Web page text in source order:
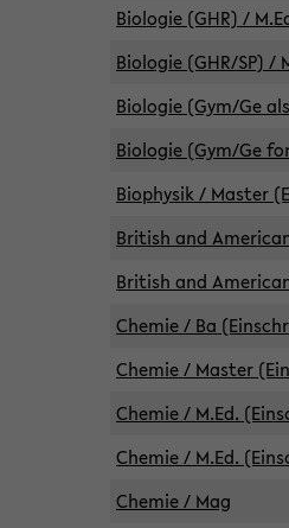
Biologie (GHR) /
Biologie (GHR/SP) /
Biologie (Gym/Ge
Biologie (Gym/Ge
Biophysik / Master
British and
British and
Chemie / Ba
Chemie / Master
Chemie / M.Ed.
Chemie / M.Ed.
Chemie / Mag